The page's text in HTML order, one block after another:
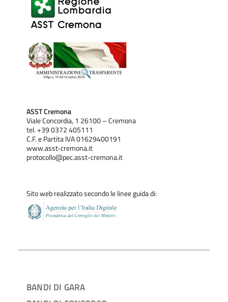
ASST Cremona
Viale Concordia, 1 26100 – Cremona
tel. +39 0372 405111
C.F. e Partita IVA 01629400191
www.asst‐cremona.it
protocollo@pec.asst-cremona.it
Sito web realizzato secondo le linee guida di:
BANDI DI GARA